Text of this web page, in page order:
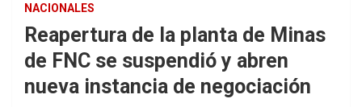
NACIONALES
Reapertura de la planta de Minas
de FNC se suspendió y abren
nueva instancia de negociación